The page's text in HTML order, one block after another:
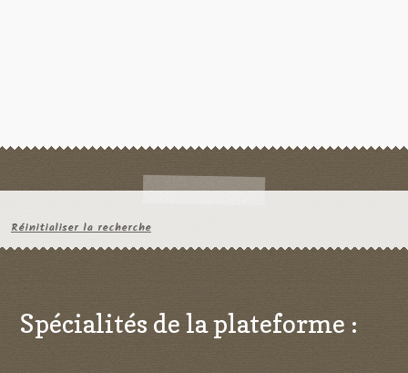
Réinitialiser la recherche
Spécialités de la plateforme :